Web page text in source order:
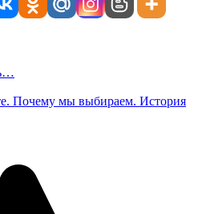
Почему мы выбираем. История